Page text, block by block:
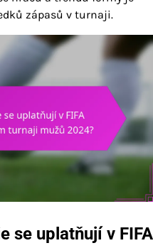
zápasů v turnaji.
se uplatňují v FIFA